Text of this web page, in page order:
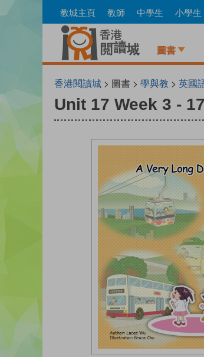
to
教城主頁 教師 中學生 小學生
圖書
香港閱讀城 > 圖書 > 學與教 > 英國
Unit 17 Week 3 -